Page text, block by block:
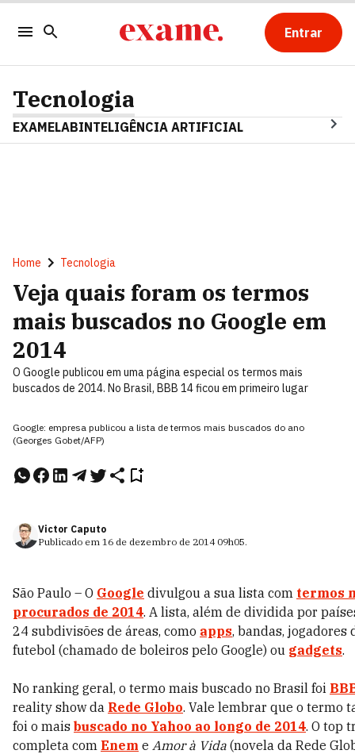
Entrar
Tecnologia
EXAMELABINTELIGÊNCIA ARTIFICIAL
Home Tecnologia
Veja quais foram os termos
mais buscados no Google em
2014
O Google publicou em uma página especial os termos mais
buscados de 2014. No Brasil, BBB 14 ficou em primeiro lugar
Google: empresa publicou a lista de termos mais buscados do ano
(Georges Gobet/AFP)
Victor Caputo
Publicado em 16 de dezembro de 2014 09h05.
São Paulo – O Google divulgou a sua lista com termos
procurados de 2014. A lista, além de dividida por
24 subdivisões de áreas, como apps, bandas, jogadores
futebol (chamado de boleiros pelo Google) ou gadgets.
No ranking geral, o termo mais buscado no Brasil foi
reality show da Rede Globo. Vale lembrar que o termo
foi o mais buscado no Yahoo ao longo de 2014. O top
completa com Enem e Amor à Vida (novela da Rede